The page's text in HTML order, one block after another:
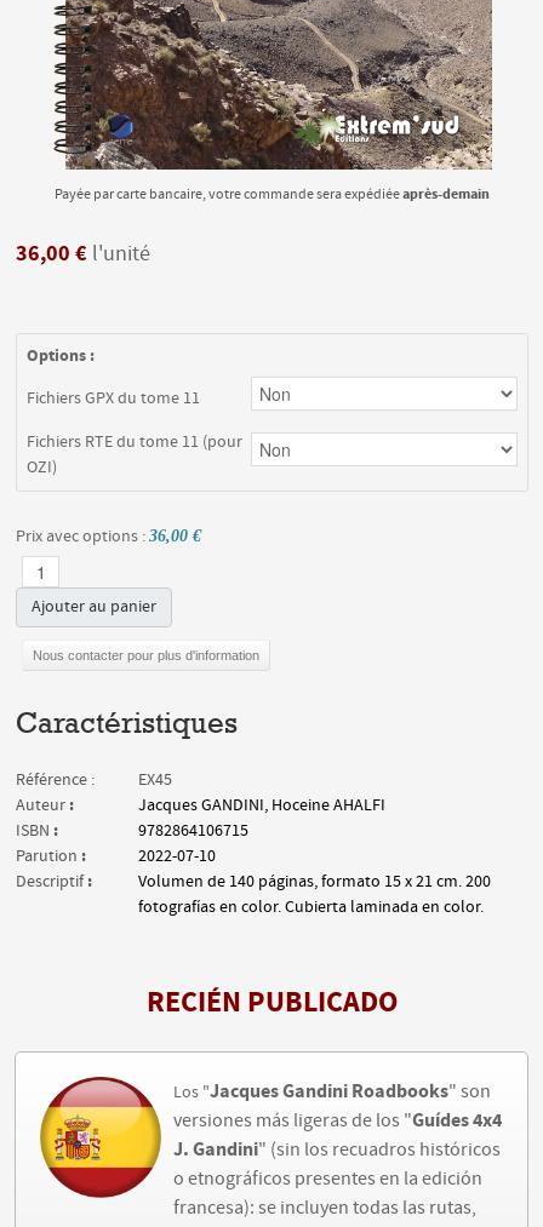
Payée par carte bancaire, votre commande sera expédiéeaprès-demain
36,00 € l'unité
Options :
Fichiers GPX du tome 11
Fichiers RTE du tome 11 (pour
OZI)
Prix avec options : 36,00 €
Ajouter au panier
Nous contacter pour plus d'information
Caractéristiques
Référence :
EX45
Auteur :
Jacques GANDINI, Hoceine AHALFI
ISBN :
9782864106715
Parution :
2022-07-10
Descriptif:
Volumen de 140 páginas, formato 15 x 21 cm. 200
fotografías en color. Cubierta laminada en color.
RECIÉN PUBLICADO
Los "Jacques GandiniRoadbooks" son
versiones más ligeras de los "Guídes 4x4
J. Gandini" (sin los recuadros históricos
o etnográficos presentes en la edición
francesa): se incluyen todas las rutas,